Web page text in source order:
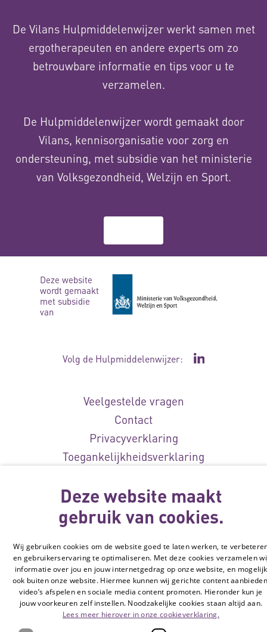
De Vilans Hulpmiddelenwijzer werkt samen met
ergotherapeuten en andere experts om zo
betrouwbare informatie en tips voor u te
verzamelen.
De Hulpmiddelenwijzer wordt gemaakt door
Vilans, kennisorganisatie voor zorg en
ondersteuning, met subsidie van het ministerie
van Volksgezondheid, Welzijn en Sport.
Deze website
wordt gemaakt
met subsidie
van
Volg de Hulpmiddelenwijzer: Ga naar de
Veelgestelde vragen
Contact
Privacyverklaring
Toegankelijkheidsverklaring
Cookie-instellingen
© Vilans, 2026
Deze website maakt
gebruik van cookies.
Wij gebruiken cookies om de website goed te laten werken, te
en gebruikerservaring te optimaliseren. Met deze cookies verzamelen
informatie over jou en jouw internetgedrag op onze website, en mogelijk
ook buiten onze website. Hiermee kunnen wij gerichte content
video’s afspelen en sociale media content promoten. Hieronder kun je
jouw voorkeuren zelf instellen. Noodzakelijke cookies staan altijd aan.
Lees meer hierover in onze cookieverklaring.